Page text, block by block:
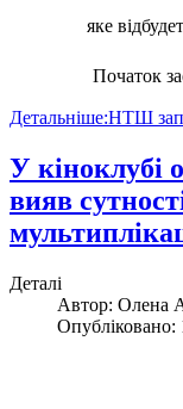
яке
Початок
Детальніше:НТШ
У кіноклубі
вияв
Деталі
Автор: Олена
Опубліковано: